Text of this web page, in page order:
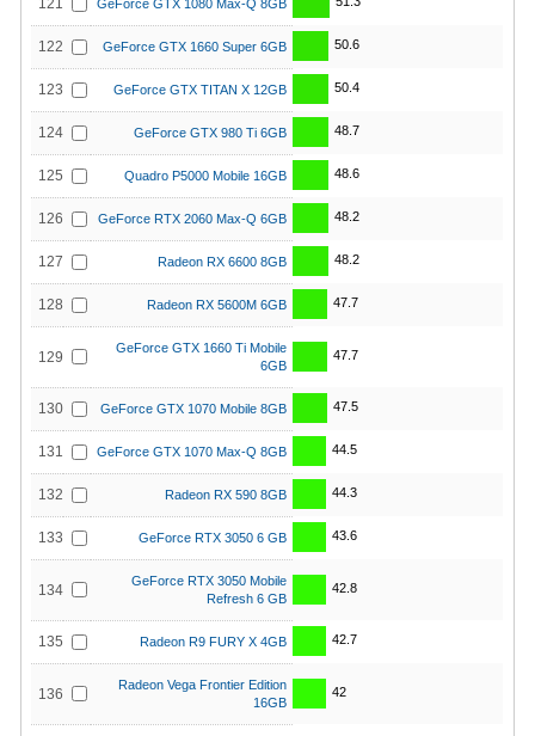
121 GeForce GTX 1080 Max-Q 8GB
122 GeForce GTX 1660 Super 6GB 50.6
123 GeForce GTX TITAN X 12GB 50.4
124 GeForce GTX 980 Ti 6GB 48.7
125 Quadro P5000 Mobile 16GB 48.6
126 GeForce RTX 2060 Max-Q 6GB 48.2
127 Radeon RX 6600 8GB 48.2
128 Radeon RX 5600M 6GB 47.7
129
GeForce GTX 1660 Ti Mobile
6GB
47.7
130 GeForce GTX 1070 Mobile 8GB 47.5
131 GeForce GTX 1070 Max-Q 8GB 44.5
132 Radeon RX 590 8GB 44.3
133 GeForce RTX 3050 6 GB 43.6
134
GeForce RTX 3050 Mobile
Refresh 6 GB
42.8
135 Radeon R9 FURY X 4GB 42.7
136
Radeon Vega Frontier Edition
16GB
42